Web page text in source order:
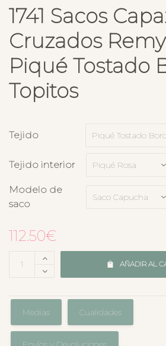
1741 Sacos
Cruzados
Piqué Tostado
Topitos
Tejido
Tejido interior
Modelo de
saco
112.50€
AÑADIR AL
Medias Cualidades